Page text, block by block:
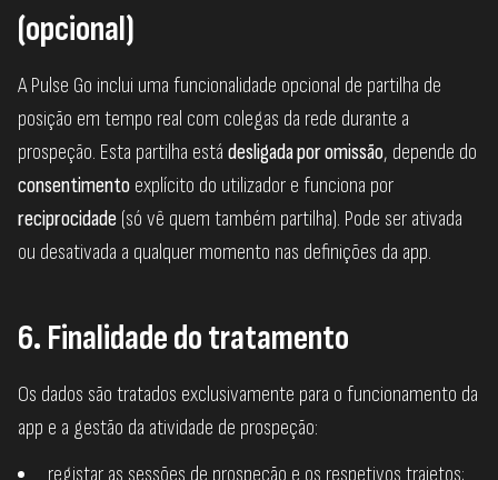
(opcional)
A Pulse Go inclui uma funcionalidade opcional de partilha de
posição em tempo real com colegas da rede durante a
prospeção. Esta partilha está desligada por omissão, depende do
consentimento explícito do utilizador e funciona por
reciprocidade (só vê quem também partilha). Pode ser ativada
ou desativada a qualquer momento nas definições da app.
6. Finalidade do tratamento
Os dados são tratados exclusivamente para o funcionamento da
app e a gestão da atividade de prospeção:
registar as sessões de prospeção e os respetivos trajetos;